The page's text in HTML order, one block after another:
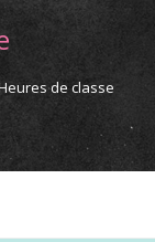
de classe